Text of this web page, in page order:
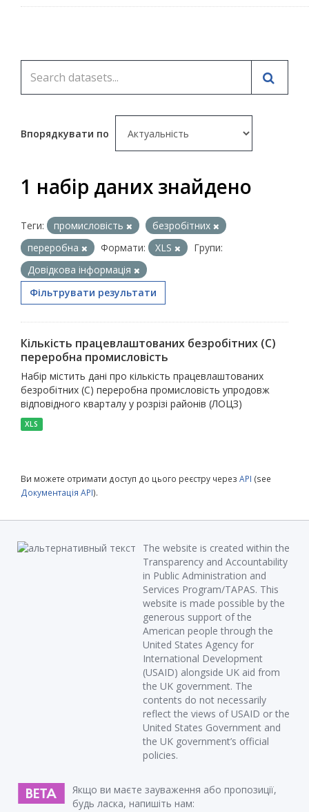
Впорядкувати по
1 набір даних знайдено
Теги: промисловість
безробітних
переробна
Формати: XLS
Групи:
Довідкова інформація
Фільтрувати результати
Кількість працевлаштованих безробітних (С)
переробна промисловість
Набір містить дані про кількість працевлаштованих
безробітних (С) переробна промисловість упродовж
відповідного кварталу у розрізі районів (ЛОЦЗ)
XLS
Ви можете отримати доступ до цього реєстру через API (see
Документація API).
The website is created within the
Transparency and Accountability
in Public Administration and
Services Program/TAPAS. This
website is made possible by the
generous support of the
American people through the
United States Agency for
International Development
(USAID) alongside UK aid from
the UK government. The
contents do not necessarily
reflect the views of USAID or the
United States Government and
the UK government’s official
policies.
Якщо ви маєте зауваження або пропозиції,
будь ласка, напишіть нам: